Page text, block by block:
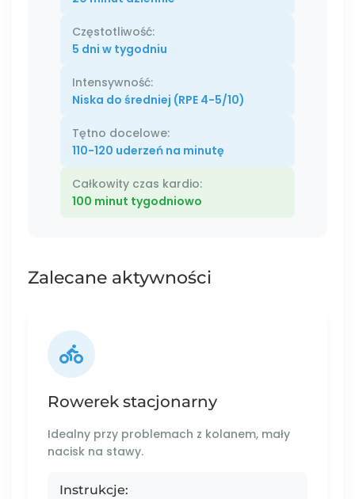
Częstotliwość:
5 dni w tygodniu
Intensywność:
Niska do średniej (RPE 4-5/10)
Tętno docelowe:
110-120 uderzeń na minutę
Całkowity czas kardio:
100 minut tygodniowo
Zalecane aktywności
Rowerek stacjonarny
Idealny przy problemach z kolanem, mały
nacisk na stawy.
Instrukcje: